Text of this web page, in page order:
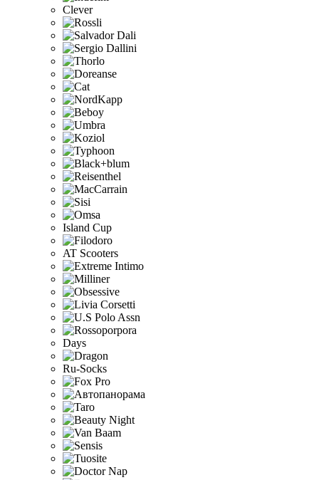
Clever
Island Cup
AT Scooters
Days
Ru-Socks